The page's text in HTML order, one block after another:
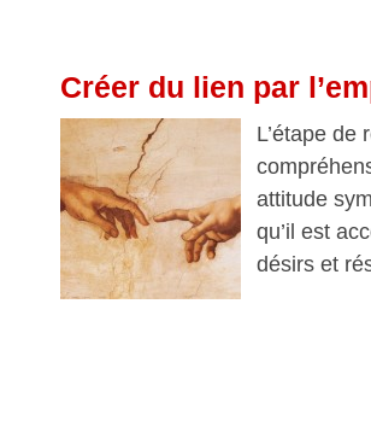
Créer du lien par
L’étape de
attitude
qu’il est
désirs et